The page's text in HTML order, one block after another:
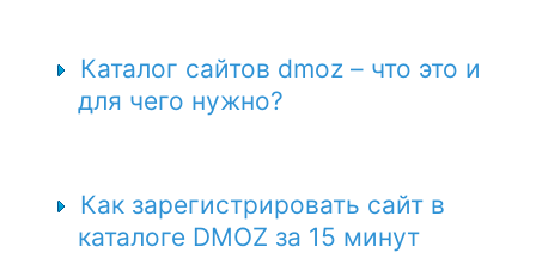
Каталог сайтов dmoz – что это и
для чего нужно?
Как зарегистрировать сайт в
каталоге DMOZ за 15 минут